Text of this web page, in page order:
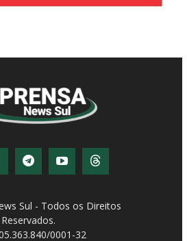
Sul - Todos os Direitos
Reservados.
0001-32